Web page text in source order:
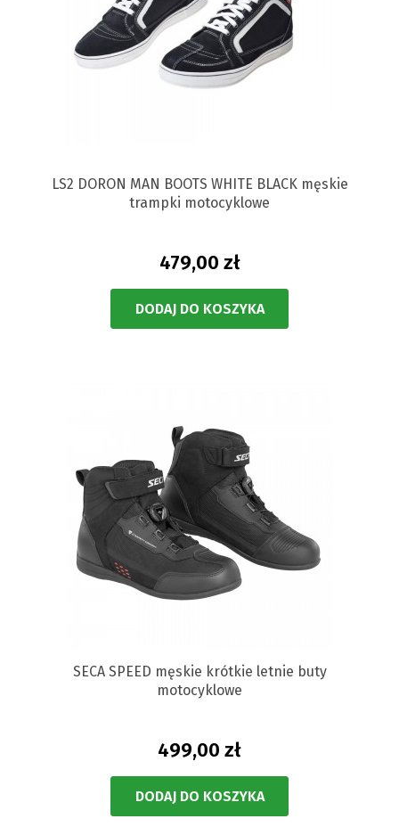
LS2 DORON MAN BOOTS WHITE BLACK męskie
trampki motocyklowe
479,00 zł
DODAJ DO KOSZYKA
SECA SPEED męskie krótkie letnie buty
motocyklowe
499,00 zł
DODAJ DO KOSZYKA